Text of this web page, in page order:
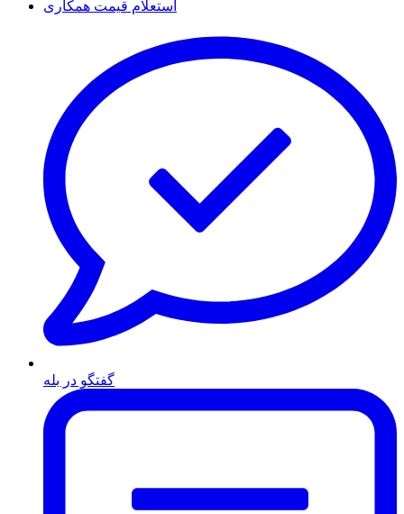
استعلام قیمت همکاری
گفتگو در بله